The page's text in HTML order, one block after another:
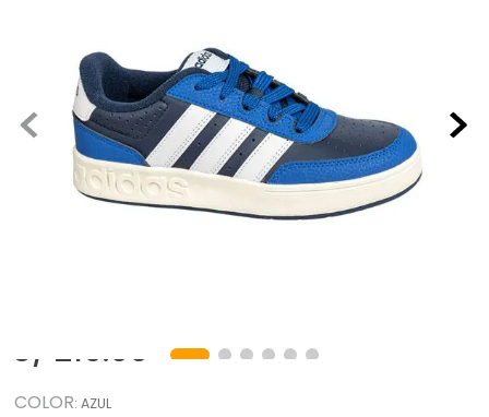
S/ 219.00
COLOR: AZUL